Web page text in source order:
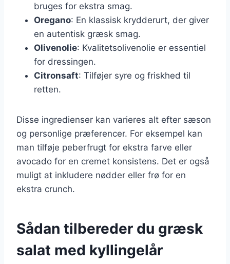
bruges for ekstra smag.
Oregano: En klassisk krydderurt, der giver
en autentisk græsk smag.
Olivenolie: Kvalitetsolivenolie er essentiel
for dressingen.
Citronsaft: Tilføjer syre og friskhed til
retten.
Disse ingredienser kan varieres alt efter sæson
og personlige præferencer. For eksempel kan
man tilføje peberfrugt for ekstra farve eller
avocado for en cremet konsistens. Det er også
muligt at inkludere nødder eller frø for en
ekstra crunch.
Sådan tilbereder du græsk
salat med kyllingelår